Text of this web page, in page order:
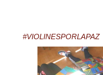
#VIOLINESPORLAPAZ